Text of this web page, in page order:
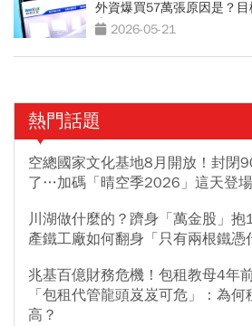
外資爆買57萬張原因是？
光 2026-05-21
熱門話題
空總國家文化基地8月開放！封閉
了…加碼「晴空季2026」這天登
川湖做什麼的？躋身「萬金股」
產鐵工廠如何翻身「只有兩根鐵憑
兆基百億財務危機！包租教母4年
「包租代管龍頭岌岌可危」：為
高？